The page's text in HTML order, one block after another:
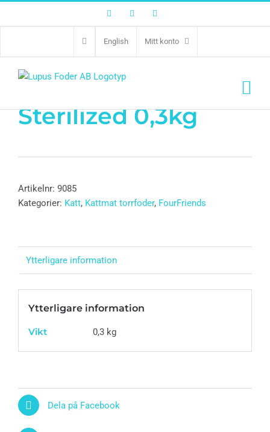
FacebookTwitter
English Mitt konto
FFC Grain Free
Sterilized 0,3kg
Artikelnr: 9085
Kategorier: Katt, Kattmat torrfoder, FourFriends
Ytterligare information
Ytterligare information
Vikt 0,3 kg
Dela på Facebook